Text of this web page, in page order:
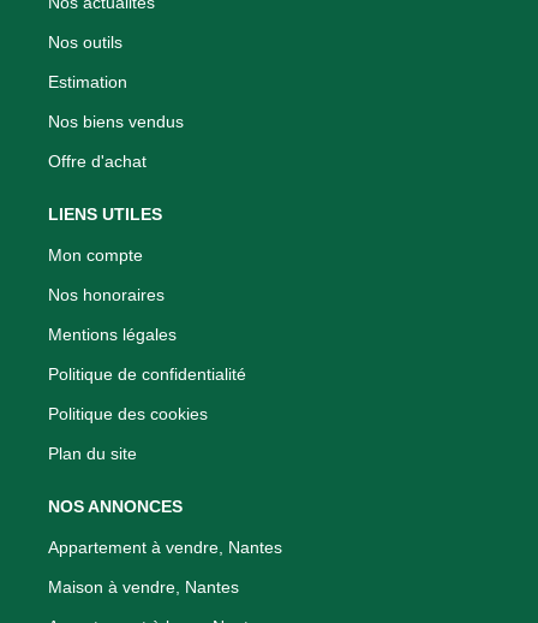
Nos outils
Estimation
Nos biens vendus
Offre d'achat
LIENS UTILES
Mon compte
Nos honoraires
Mentions légales
Politique de confidentialité
Politique des cookies
Plan du site
NOS ANNONCES
Appartement à vendre, Nantes
Maison à vendre, Nantes